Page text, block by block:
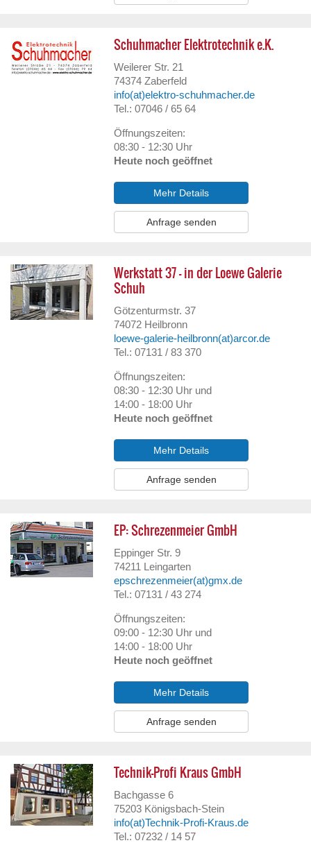
Schuhmacher Elektrotechnik e.K.
Weilerer Str. 21
74374 Zaberfeld
info(at)elektro-schuhmacher.de
Tel.: 07046 / 65 64
Öffnungszeiten:
08:30 - 12:30 Uhr
Heute noch geöffnet
Mehr Details
Anfrage senden
Werkstatt 37 - in der Loewe Galerie
Schuh
Götzenturmstr. 37
74072 Heilbronn
loewe-galerie-heilbronn(at)arcor.de
Tel.: 07131 / 83 370
Öffnungszeiten:
08:30 - 12:30 Uhr und
14:00 - 18:00 Uhr
Heute noch geöffnet
Mehr Details
Anfrage senden
EP: Schrezenmeier GmbH
Eppinger Str. 9
74211 Leingarten
epschrezenmeier(at)gmx.de
Tel.: 07131 / 43 274
Öffnungszeiten:
09:00 - 12:30 Uhr und
14:00 - 18:00 Uhr
Heute noch geöffnet
Mehr Details
Anfrage senden
Technik-Profi Kraus GmbH
Bachgasse 6
75203 Königsbach-Stein
info(at)Technik-Profi-Kraus.de
Tel.: 07232 / 14 57